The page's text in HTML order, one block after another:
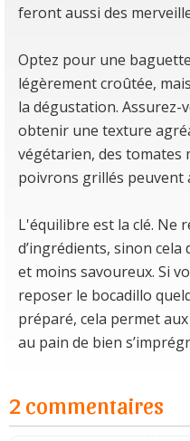
feront aussi des
Optez pour une
légèrement croûtée,
la dégustation.
obtenir une texture
végétarien, des tomates
poivrons grillés
L'équilibre est la clé. Ne
d’ingrédients, sinon
et moins savoureux. Si
reposer le bocadillo
préparé, cela permet
au pain de bien
2 commentaires